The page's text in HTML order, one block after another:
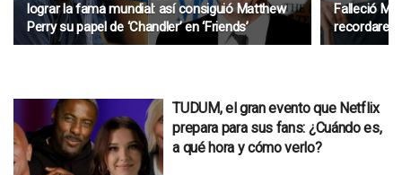
lograr la fama mundial: así consiguió Matthew
Perry su papel de ‘Chandler’ en ‘Friends’
Falleció
TUDUM, el gran evento que Netflix
prepara para sus fans: ¿Cuándo es,
a qué hora y cómo verlo?